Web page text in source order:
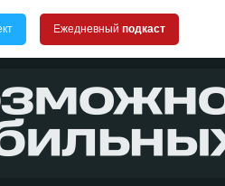
Ежедневный подкаст